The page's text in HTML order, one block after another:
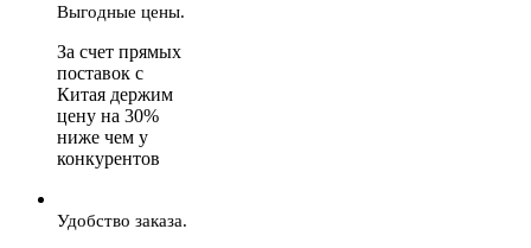
Выгодные цены.
За счет прямых
поставок с
Китая держим
цену на 30%
ниже чем у
конкурентов
Удобство заказа.